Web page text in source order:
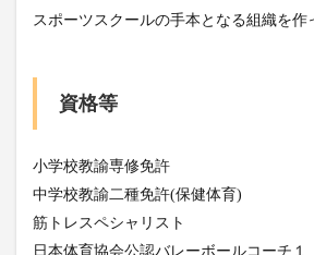
スポーツスクールの手本となる組織を作
資格等
小学校教諭専修免許
中学校教諭二種免許(保健体育)
筋トレスペシャリスト
日本体育協会公認バレーボールコーチ１